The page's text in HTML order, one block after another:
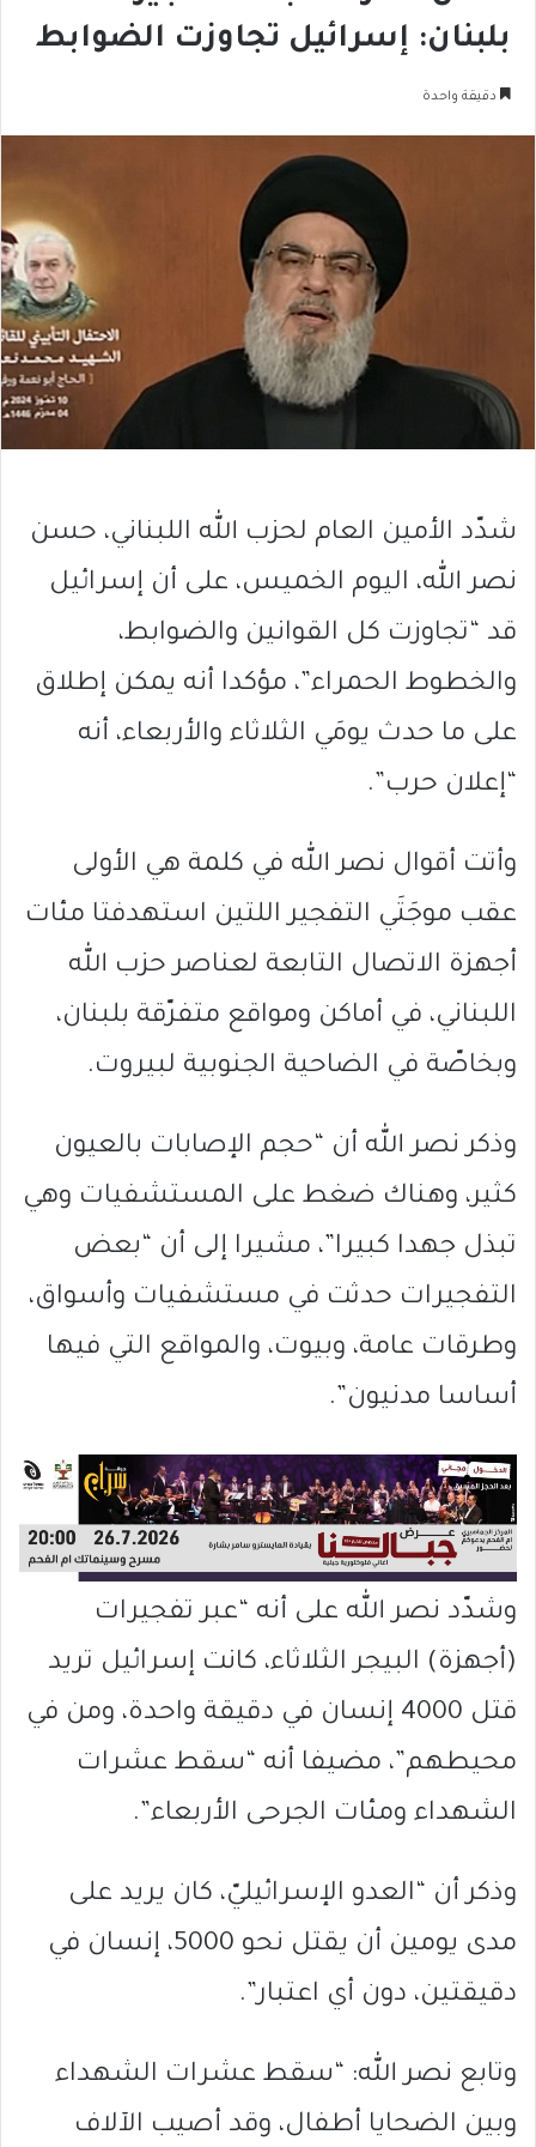
بلبنان: إسرائيل تجاوزت الضوابط
دقيقة واحدة
شدّد الأمين العام لحزب الله اللبناني، حسن
نصر الله، اليوم الخميس، على أن إسرائيل
قد “تجاوزت كل القوانين والضوابط،
والخطوط الحمراء”، مؤكدا أنه يمكن إطلاق
على ما حدث يومَي الثلاثاء والأربعاء، أنه
“إعلان حرب”.
وأتت أقوال نصر الله في كلمة هي الأولى
عقب موجَتَي التفجير اللتين استهدفتا مئات
أجهزة الاتصال التابعة لعناصر حزب الله
اللبناني، في أماكن ومواقع متفرّقة بلبنان،
وبخاصّة في الضاحية الجنوبية لبيروت.
وذكر نصر الله أن “حجم الإصابات بالعيون
كثير، وهناك ضغط على المستشفيات وهي
تبذل جهدا كبيرا”، مشيرا إلى أن “بعض
التفجيرات حدثت في مستشفيات وأسواق،
وطرقات عامة، وبيوت، والمواقع التي فيها
أساسا مدنيون”.
وشدّد نصر الله على أنه “عبر تفجيرات
(أجهزة) البيجر الثلاثاء، كانت إسرائيل تريد
قتل 4000 إنسان في دقيقة واحدة، ومن في
محيطهم”، مضيفا أنه “سقط عشرات
الشهداء ومئات الجرحى الأربعاء”.
وذكر أن “العدو الإسرائيليّ، كان يريد على
مدى يومين أن يقتل نحو 5000، إنسان في
دقيقتين، دون أي اعتبار”.
وتابع نصر الله: “سقط عشرات الشهداء
وبين الضحايا أطفال، وقد أصيب الآلاف